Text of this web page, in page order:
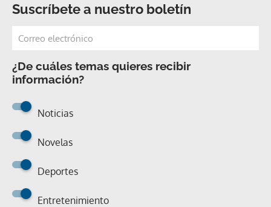
Suscríbete a nuestro boletín
¿De cuáles temas quieres recibir
información?
Noticias
Novelas
Deportes
Entretenimiento